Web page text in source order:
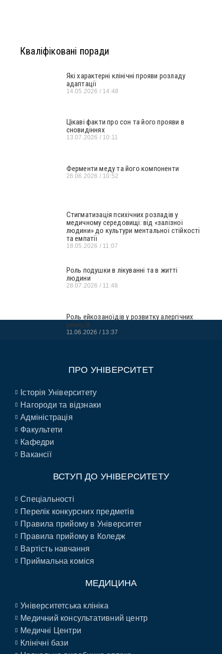
Кваліфіковані поради
Які характерні клінічні прояви розладу
адаптації
14.05.2026 14:48
Цікаві факти про сон та його прояви в
сновидіннях
13.07.2026 10:11
Ферменти меду та його компоненти
26.06.2026 10:52
Стигматизація психічних розладів у
медичному середовищі: від «залізної
людини» до культури ментальної стійкості
та емпатії
18.05.2026 11:07
Роль подушки в лікуванні та в житті
людини
28.07.2026 11:48
Роль ейкозаноїдів у розвитку алергічних
реакцій
11.06.2026 13:37
ПРО УНІВЕРСИТЕТ
Історія Університету
Нагороди та відзнаки
Адміністрація
Факультети
Кафедри
Вакансії
ВСТУП ДО УНІВЕРСИТЕТУ
Спеціальності
Перелік конкурсних предметів
Правила прийому в Університет
Правила прийому в Коледж
Вартість навчання
Приймальна коміся
МЕДИЦИНА
Університетська клініка
Медичний консультативний центр
Медичні Центри
Клінічні бази